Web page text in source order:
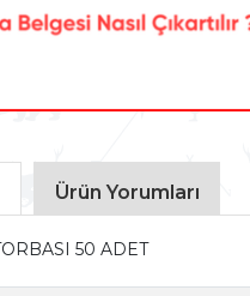
Ürün Yorumları